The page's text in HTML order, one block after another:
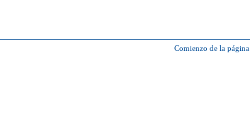
Comienzo de la página